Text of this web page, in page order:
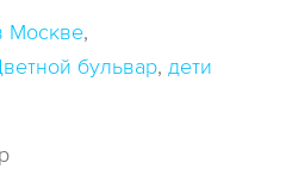
Москве
бульвар дети